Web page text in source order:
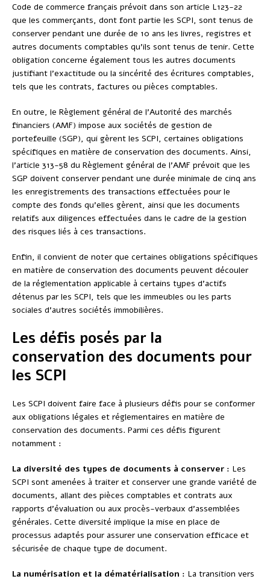
Code de commerce français prévoit dans son article L123-22
que les commerçants, dont font partie les SCPI, sont tenus de
conserver pendant une durée de 10 ans les livres, registres et
autres documents comptables qu’ils sont tenus de tenir. Cette
obligation concerne également tous les autres documents
justifiant l’exactitude ou la sincérité des écritures comptables,
tels que les contrats, factures ou pièces comptables.
En outre, le Règlement général de l’Autorité des marchés
financiers (AMF) impose aux sociétés de gestion de
portefeuille (SGP), qui gèrent les SCPI, certaines obligations
spécifiques en matière de conservation des documents. Ainsi,
l’article 313-58 du Règlement général de l’AMF prévoit que les
SGP doivent conserver pendant une durée minimale de cinq ans
les enregistrements des transactions effectuées pour le
compte des fonds qu’elles gèrent, ainsi que les documents
relatifs aux diligences effectuées dans le cadre de la gestion
des risques liés à ces transactions.
Enfin, il convient de noter que certaines obligations spécifiques
en matière de conservation des documents peuvent découler
de la réglementation applicable à certains types d’actifs
détenus par les SCPI, tels que les immeubles ou les parts
sociales d’autres sociétés immobilières.
Les défis posés par la
conservation des documents pour
les SCPI
Les SCPI doivent faire face à plusieurs défis pour se conformer
aux obligations légales et réglementaires en matière de
conservation des documents. Parmi ces défis figurent
notamment :
La diversité des types de documents à conserver : Les
SCPI sont amenées à traiter et conserver une grande variété de
documents, allant des pièces comptables et contrats aux
rapports d’évaluation ou aux procès-verbaux d’assemblées
générales. Cette diversité implique la mise en place de
processus adaptés pour assurer une conservation efficace et
sécurisée de chaque type de document.
La numérisation et la dématérialisation : La transition vers